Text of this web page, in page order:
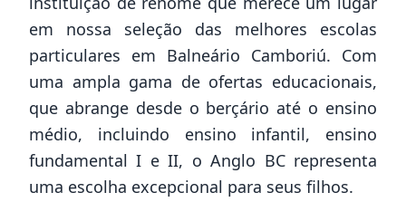
em nossa seleção das melhores escolas
particulares em Balneário Camboriú. Com
uma ampla gama de ofertas educacionais,
que abrange desde o berçário até o ensino
médio, incluindo ensino infantil, ensino
fundamental I e II, o Anglo BC representa
uma escolha excepcional para seus filhos.